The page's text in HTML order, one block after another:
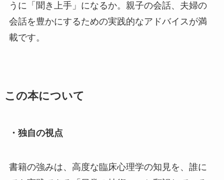
うに「聞き上手」になるか。親子の会話、夫婦の
会話を豊かにするための実践的なアドバイスが満
載です。
この本について
・独自の視点
書籍の強みは、高度な臨床心理学の知見を、誰に